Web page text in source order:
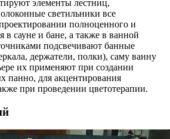
элементы лестниц,
светильники все
полноценного и
в сауне и бане, а также в ванной
подсвечивают банные
держатели, полки), саму ванну
их применяют при создании
панно, для акцентирования
при проведении цветотерапии.